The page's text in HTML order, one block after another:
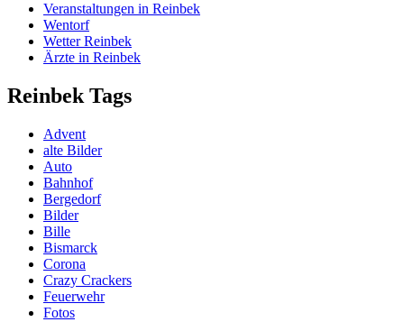
Veranstaltungen in Reinbek
Wentorf
Wetter Reinbek
Ärzte in Reinbek
Reinbek Tags
Advent
alte Bilder
Auto
Bahnhof
Bergedorf
Bilder
Bille
Bismarck
Corona
Crazy Crackers
Feuerwehr
Fotos